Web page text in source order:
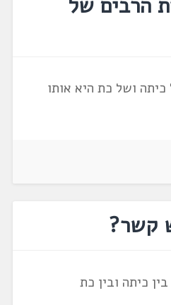
הרבים של
ושל כת היא אותו
קשר?
כיתה ובין כת